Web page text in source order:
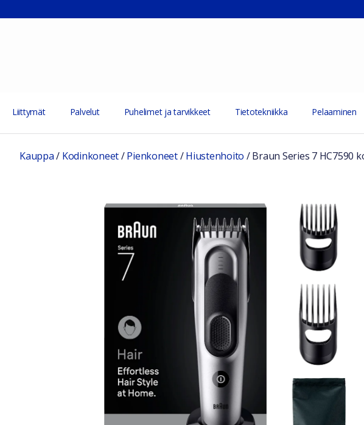
Liittymät Palvelut Puhelimet ja tarvikkeet Tietotekniikka Pelaaminen
Kauppa/ Kodinkoneet/Pienkoneet/Hiustenhoito /Braun Series 7 HC7590